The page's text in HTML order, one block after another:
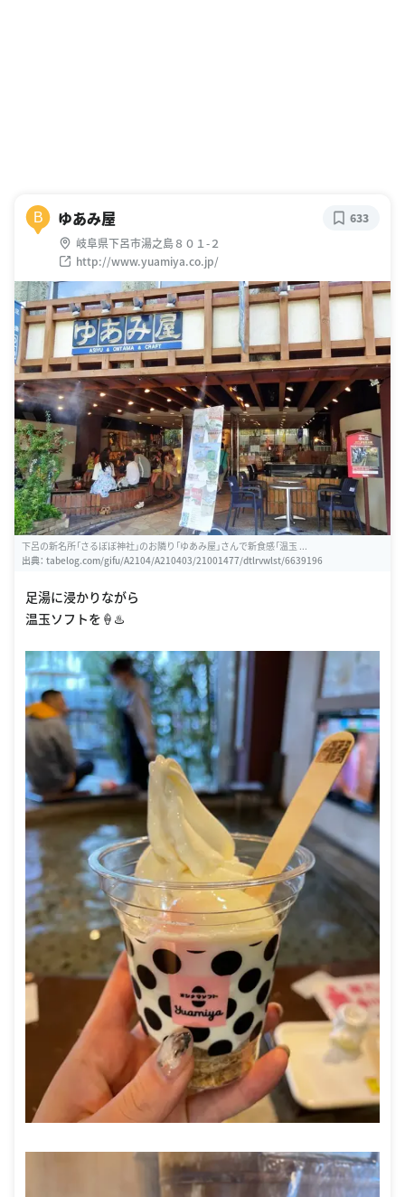
B ゆあみ屋
岐阜県下呂市湯之島８０１-２
http://www.yuamiya.co.jp/
633
下呂の新名所「さるぼぼ神社」のお隣り「ゆあみ屋」さんで新食感「温玉 ...
出典： tabelog.com/gifu/A2104/A210403/21001477/dtlrvwlst/6639196
足湯に浸かりながら
温玉ソフトを🍦♨️